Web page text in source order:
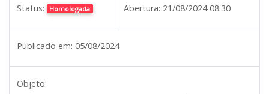
Status: Homologada Abertura: 21/08/2024 08:30
Publicado em: 05/08/2024
Objeto: